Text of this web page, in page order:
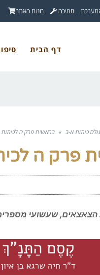
תמיכה חנות האתר
דף הבית
כיתות א-ב » בראשית פרק ה
פרק ה
שעשועי